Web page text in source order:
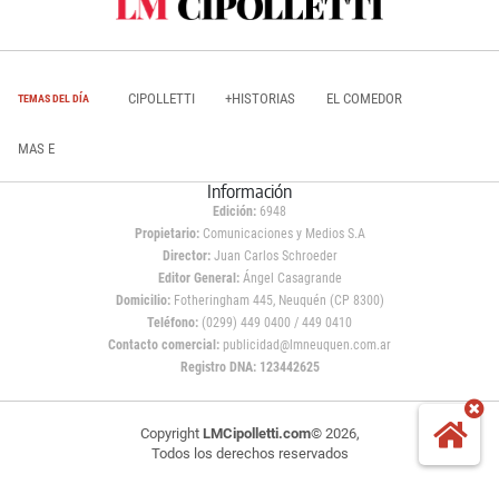
TEMAS DEL DÍA CIPOLLETTI +HISTORIAS EL COMEDOR
MAS E
Información
Edición: 6948
Propietario:Comunicaciones y Medios S.A
Director: Juan Carlos Schroeder
Editor General:Ángel Casagrande
Domicilio:Fotheringham 445, Neuquén (CP 8300)
Teléfono: (0299) 449 0400 / 449 0410
Contacto comercial: publicidad@lmneuquen.com.ar
Registro DNA: 123442625
Copyright LMCipolletti.com© 2026,
Todos los derechos reservados